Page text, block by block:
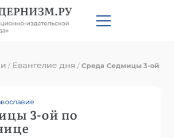
/ Евангелие дня /Среда Седмицы 3-ой
3-ой по